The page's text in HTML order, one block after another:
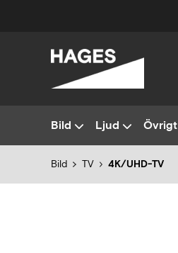
Bild Ljud Övrigt
Bild TV 4K/UHD-TV